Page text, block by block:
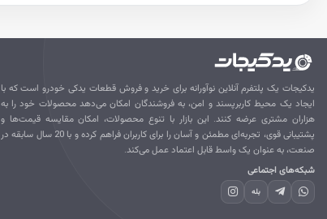
یدکیجات یک پلتفرم آنلاین نوآورانه برای خرید و فروش قطعات یدکی خودرو است که با
ایجاد یک محیط کاربرپسند و امن، به فروشندگان امکان می‌دهد محصولات خود را به
هزاران مشتری عرضه کنند. این بازار با تنوع محصولات، امکان مقایسه قیمت‌ها و
پشتیبانی قوی، تجربه‌ای مطمئن و آسان را برای کاربران فراهم کرده و با 20 سال سابقه در
صنعت، به عنوان یک واسط قابل اعتماد عمل می‌کند.
شبکه‌های اجتماعی
بله